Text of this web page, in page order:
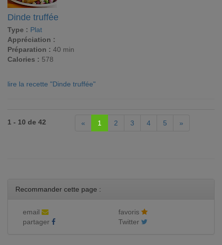
Dinde truffée
Type : Plat
Appréciation :
Préparation : 40 min
Calories : 578
lire la recette "Dinde truffée"
1 - 10 de 42 « 1 2 3 4 5 »
Recommander cette page :
email
favoris
partager
Twitter